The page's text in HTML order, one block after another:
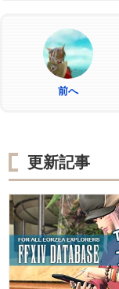
前へ
更新記事